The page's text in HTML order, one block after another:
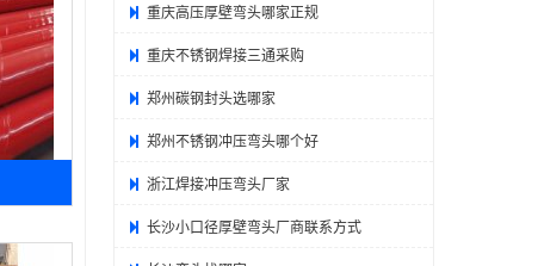
重庆高压厚壁弯头哪家正规
重庆不锈钢焊接三通采购
郑州碳钢封头选哪家
郑州不锈钢冲压弯头哪个好
浙江焊接冲压弯头厂家
长沙小口径厚壁弯头厂商联系方式